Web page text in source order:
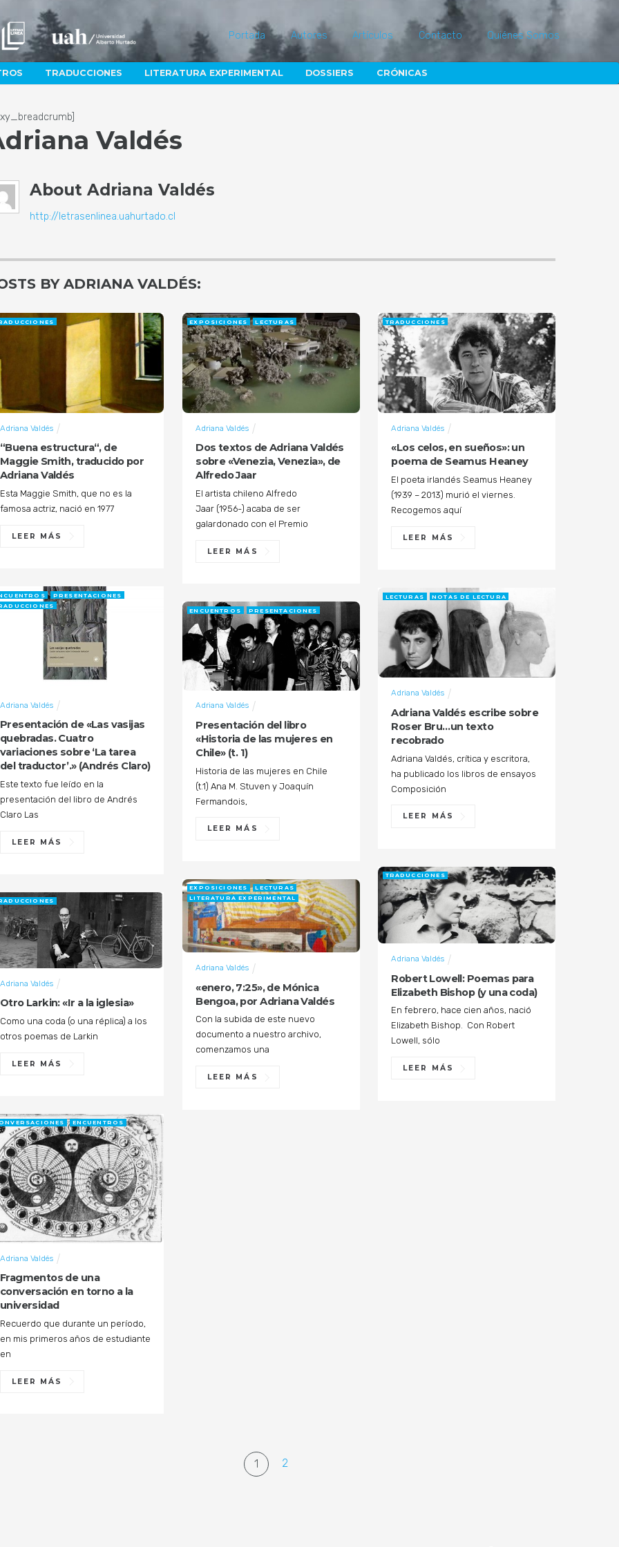
Portada Autores Artículos Contacto Quiénes Somos
TRADUCCIONES LITERATURA EXPERIMENTAL DOSSIERS CRÓNICAS
Valdés
AboutAdriana Valdés
http://letrasenlinea.uahurtado.cl
BY ADRIANA VALDÉS:
“Buena estructura“, de
Maggie Smith, traducido por
Adriana Valdés
Adriana Valdés
Esta Maggie Smith, que no es la
famosa actriz, nació en 1977
LEER MÁS
Dos textos de Adriana Valdés
sobre «Venezia, Venezia», de
Alfredo Jaar
Adriana Valdés
EXPOSICIONES LECTURAS
El artista chileno Alfredo
Jaar (1956-) acaba de ser
galardonado con el Premio
LEER MÁS
«Los celos, en sueños»: un
poema de Seamus Heaney
Adriana Valdés
TRADUCCIONES
El poeta irlandés Seamus Heaney
(1939 – 2013) murió el viernes.
Recogemos aquí
LEER MÁS
Presentación de «Las vasijas
quebradas. Cuatro
variaciones sobre ‘La tarea
del traductor’.» (Andrés Claro)
Adriana Valdés
PRESENTACIONES
Este texto fue leído en la
presentación del libro de Andrés
Claro Las
LEER MÁS
Adriana Valdés escribe sobre
Roser Bru…un texto
recobrado
Adriana Valdés
LECTURAS NOTAS DE LECTURA
Adriana Valdés, crítica y escritora,
ha publicado los libros de ensayos
Composición
LEER MÁS
Presentación del libro
«Historia de las mujeres en
Chile» (t. 1)
Adriana Valdés
ENCUENTROS PRESENTACIONES
Historia de las mujeres en Chile
(t.1) Ana M. Stuven y Joaquín
Fermandois,
LEER MÁS
Robert Lowell: Poemas para
Elizabeth Bishop (y una coda)
Adriana Valdés
TRADUCCIONES
En febrero, hace cien años, nació
Elizabeth Bishop. Con Robert
Lowell, sólo
LEER MÁS
«enero, 7:25», de Mónica
Bengoa, por Adriana Valdés
Adriana Valdés
EXPOSICIONES
LECTURAS
LITERATURA EXPERIMENTAL
Con la subida de este nuevo
documento a nuestro archivo,
comenzamos una
LEER MÁS
Otro Larkin: «Ir a la iglesia»
Adriana Valdés
Como una coda (o una réplica) a los
otros poemas de Larkin
LEER MÁS
Fragmentos de una
conversación en torno a la
universidad
Adriana Valdés
ENCUENTROS
Recuerdo que durante un período,
en mis primeros años de estudiante
en
LEER MÁS
1 2